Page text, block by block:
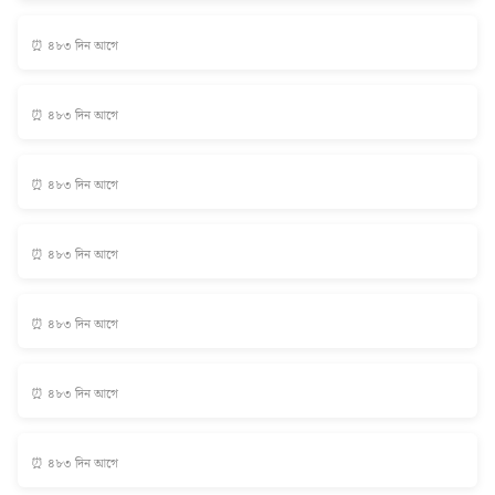
⏰ ৪৮৩ দিন আগে
⏰ ৪৮৩ দিন আগে
⏰ ৪৮৩ দিন আগে
⏰ ৪৮৩ দিন আগে
⏰ ৪৮৩ দিন আগে
⏰ ৪৮৩ দিন আগে
⏰ ৪৮৩ দিন আগে